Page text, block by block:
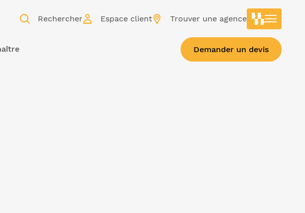
Rechercher Espace client Trouver une agence
Demander un devis